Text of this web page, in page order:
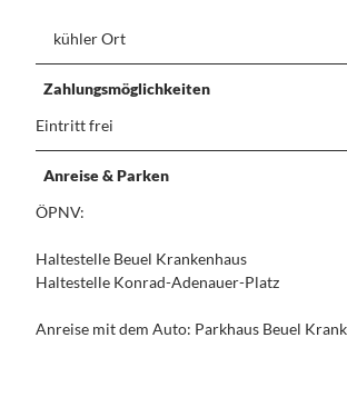
kühler Ort
Zahlungsmöglichkeiten
Eintritt frei
Anreise & Parken
ÖPNV:
Haltestelle Beuel Krankenhaus
Haltestelle Konrad-Adenauer-Platz
Anreise mit dem Auto: Parkhaus Beuel